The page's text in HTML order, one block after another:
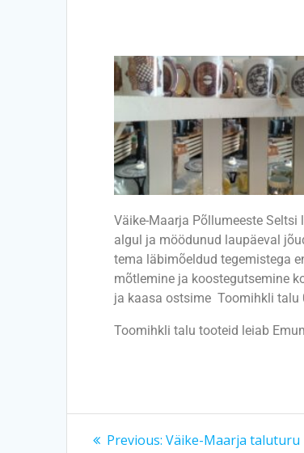
Väike-Maarja Põllumeeste
algul ja möödunud laupäeval
tema läbimõeldud tegemistega
mõtlemine ja koostegutsemine
ja kaasa ostsime Toomihkli talu
Toomihkli talu tooteid leiab
Previous: Väike-Maarja taluturu